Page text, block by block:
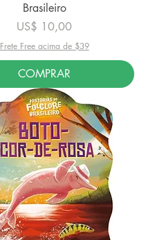
Brasileiro
Preço
US$ 10,00
Frete Free acima de $39
COMPRAR